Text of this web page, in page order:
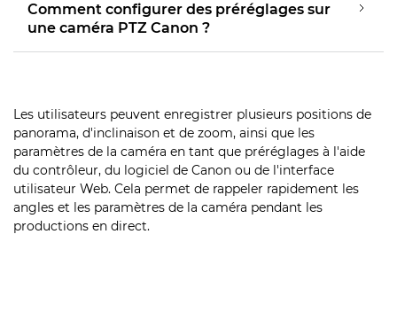
Comment configurer des préréglages sur
une caméra PTZ Canon ?
Les utilisateurs peuvent enregistrer plusieurs positions de
panorama, d'inclinaison et de zoom, ainsi que les
paramètres de la caméra en tant que préréglages à l'aide
du contrôleur, du logiciel de Canon ou de l'interface
utilisateur Web. Cela permet de rappeler rapidement les
angles et les paramètres de la caméra pendant les
productions en direct.